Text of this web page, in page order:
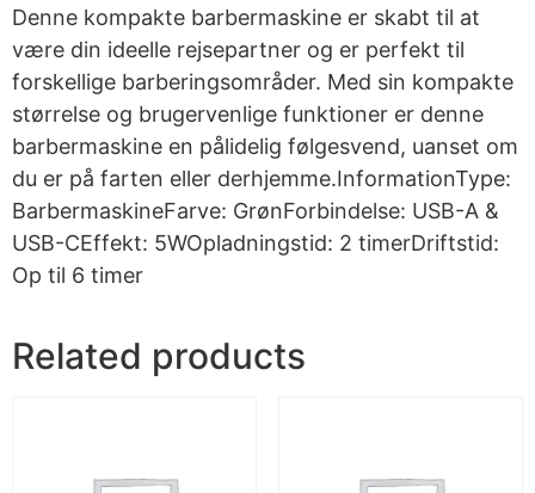
Denne kompakte barbermaskine er skabt til at
være din ideelle rejsepartner og er perfekt til
forskellige barberingsområder. Med sin kompakte
størrelse og brugervenlige funktioner er denne
barbermaskine en pålidelig følgesvend, uanset om
du er på farten eller derhjemme.InformationType:
BarbermaskineFarve: GrønForbindelse: USB-A &
USB-CEffekt: 5WOpladningstid: 2 timerDriftstid:
Op til 6 timer
Related products